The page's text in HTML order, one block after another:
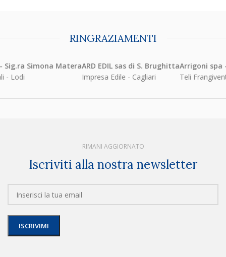
RINGRAZIAMENTI
Simona MateraARD EDIL sas di S. Brughitta
Impresa Edile - Cagliari
Arrigoni spa -
Teli Frangivento
RIMANI AGGIORNATO
Iscriviti alla nostra newsletter